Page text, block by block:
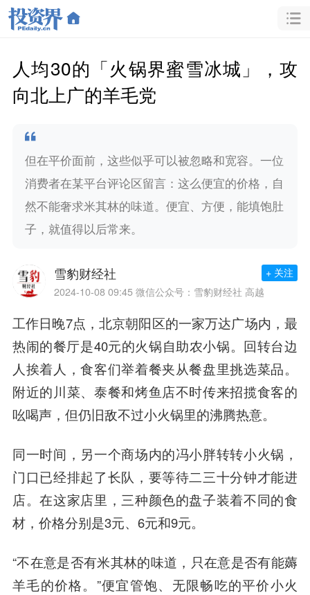
人均30的「火锅界蜜雪冰城」，攻
向北上广的羊毛党
但在平价面前，这些似乎可以被忽略和宽容。一位
消费者在某平台评论区留言：这么便宜的价格，自
然不能奢求米其林的味道。便宜、方便，能填饱肚
子，就值得以后常来。
雪豹财经社
2024-10-08 09:45 微信公众号：雪豹财经社 高越
+ 关注
工作日晚7点，北京朝阳区的一家万达广场内，最
热闹的餐厅是40元的火锅自助农小锅。回转台边
人挨着人，食客们举着餐夹从餐盘里挑选菜品。
附近的川菜、泰餐和烤鱼店不时传来招揽食客的
吆喝声，但仍旧敌不过小火锅里的沸腾热意。
同一时间，另一个商场内的冯小胖转转小火锅，
门口已经排起了长队，要等待二三十分钟才能进
店。在这家店里，三种颜色的盘子装着不同的食
材，价格分别是3元、6元和9元。
“不在意是否有米其林的味道，只在意是否有能薅
羊毛的价格。”便宜管饱、无限畅吃的平价小火